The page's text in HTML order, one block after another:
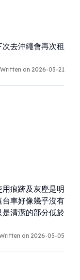
去沖繩會再次租
Written on 2026-05-21
痕跡及灰塵是明
車好像幾乎沒有
清潔的部分低於
on 2026-05-05